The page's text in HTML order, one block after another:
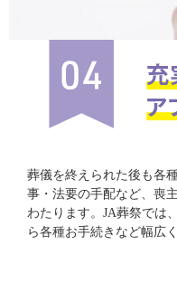
葬儀を終えられた後も各
事・法要の手配など、喪
わたります。JA葬祭では
ら各種お手続きなど幅広